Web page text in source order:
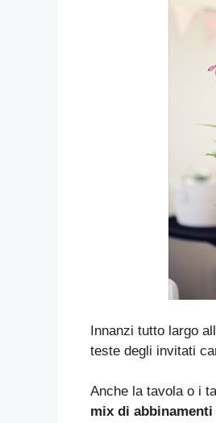
Innanzi tutto largo
teste degli invitati
Anche la tavola o i
mix di abbinamenti